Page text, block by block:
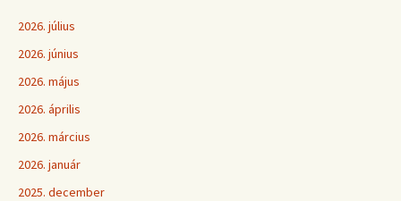
2026. július
2026. június
2026. május
2026. április
2026. március
2026. január
2025. december